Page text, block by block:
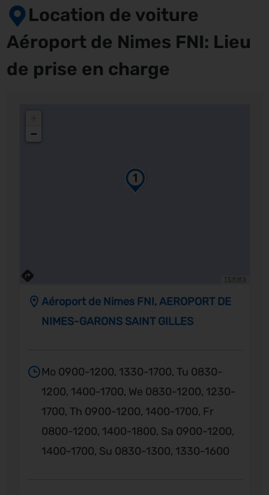
Location de voiture
Aéroport de Nimes FNI: Lieu
de prise en charge
−
Aéroport de Nimes FNI, AEROPORT DE
NIMES-GARONS SAINT GILLES
Mo 0900-1200, 1330-1700, Tu 0830-
1200, 1400-1700, We 0830-1200, 1230-
1700, Th 0900-1200, 1400-1700, Fr
0800-1200, 1400-1800, Sa 0900-1200,
1400-1700, Su 0830-1300, 1330-1600